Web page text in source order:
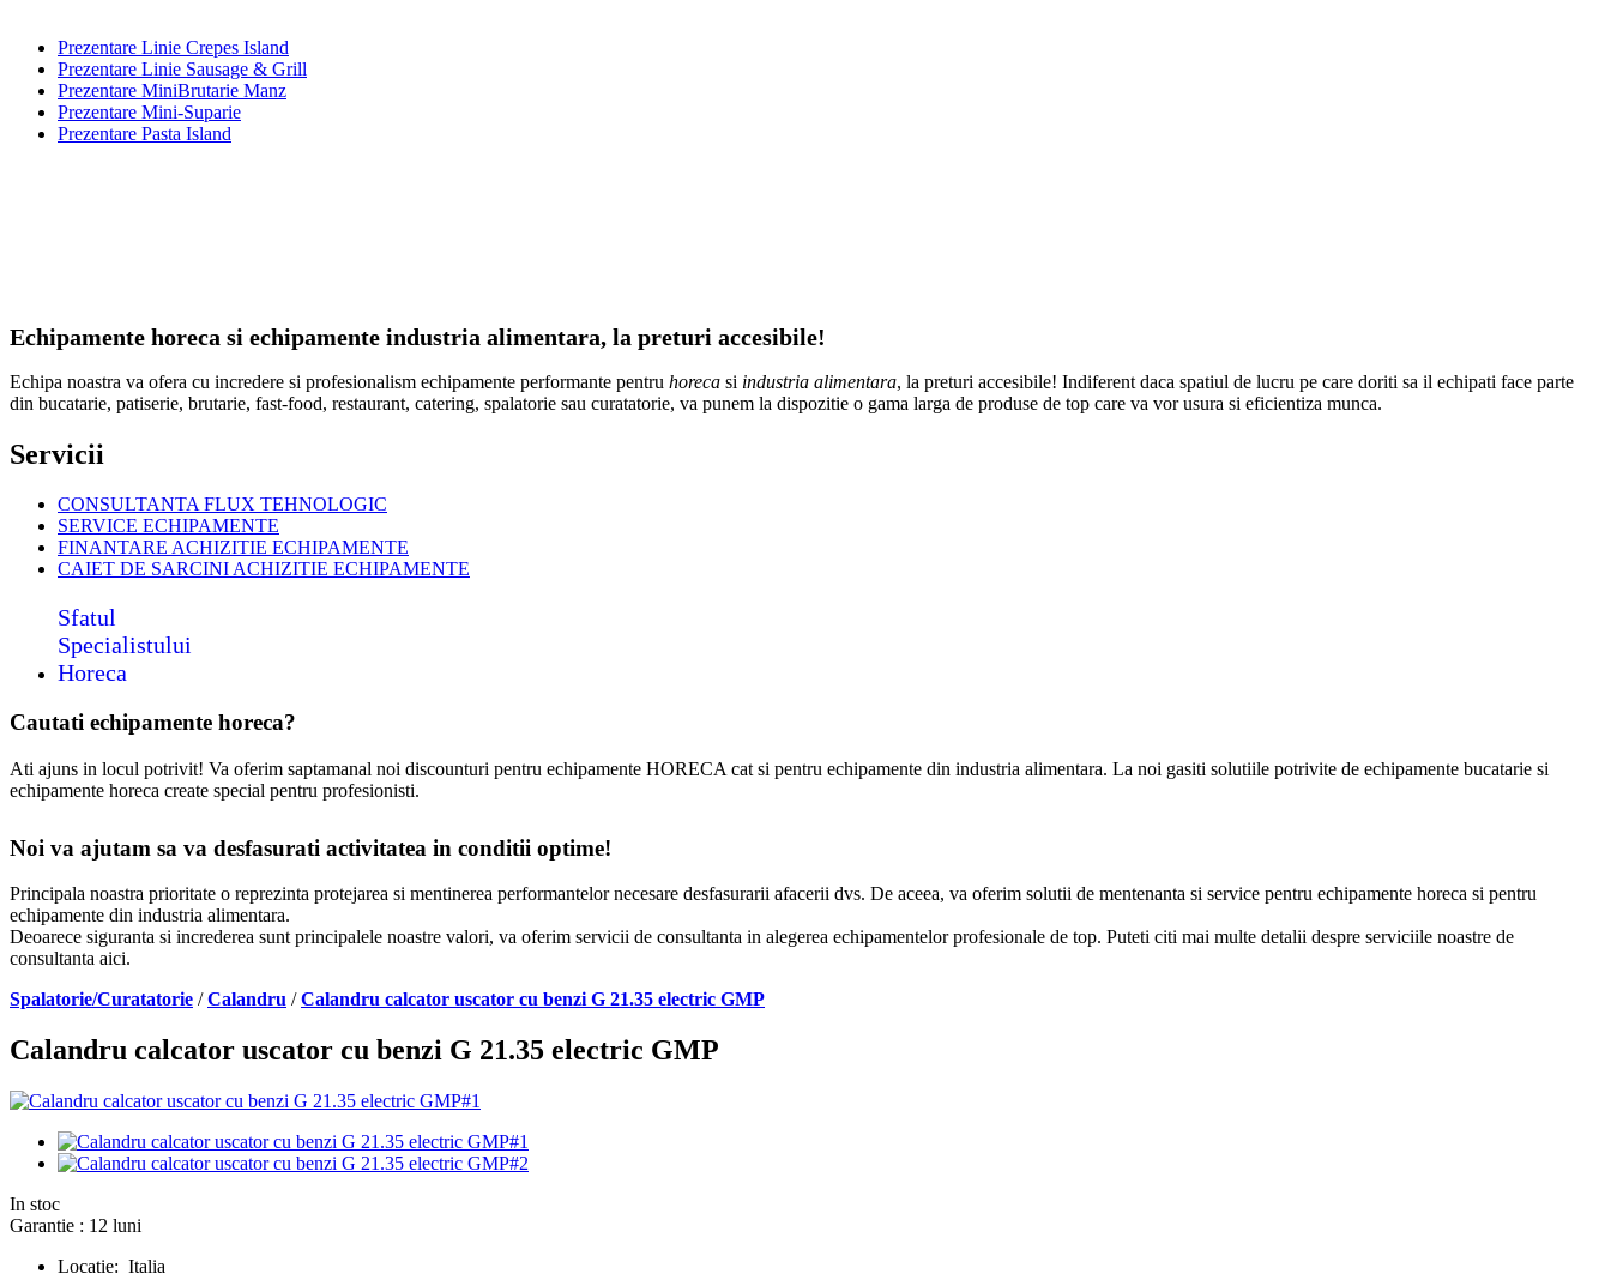
Prezentare Linie Crepes Island
Prezentare Linie Sausage & Grill
Prezentare MiniBrutarie Manz
Prezentare Mini-Suparie
Prezentare Pasta Island
Echipamente horeca si echipamente industria alimentara, la preturi accesibile!
Echipa noastra va ofera cu incredere si profesionalism echipamente performante pentru horeca si industria alimentara, la preturi accesibile! Indiferent daca spatiul de lucru pe care doriti sa il echipati face parte
din bucatarie, patiserie, brutarie, fast-food, restaurant, catering, spalatorie sau curatatorie, va punem la dispozitie o gama larga de produse de top care va vor usura si eficientiza munca.
Servicii
CONSULTANTA FLUX TEHNOLOGIC
SERVICE ECHIPAMENTE
FINANTARE ACHIZITIE ECHIPAMENTE
CAIET DE SARCINI ACHIZITIE ECHIPAMENTE
Sfatul
Specialistului
Horeca
Cautati echipamente horeca?
Ati ajuns in locul potrivit! Va oferim saptamanal noi discounturi pentru echipamente HORECA cat si pentru echipamente din industria alimentara. La noi gasiti solutiile potrivite de echipamente bucatarie si
echipamente horeca create special pentru profesionisti.
Noi va ajutam sa va desfasurati activitatea in conditii optime!
Principala noastra prioritate o reprezinta protejarea si mentinerea performantelor necesare desfasurarii afacerii dvs. De aceea, va oferim solutii de mentenanta si service pentru echipamente horeca si pentru
echipamente din industria alimentara.
Deoarece siguranta si increderea sunt principalele noastre valori, va oferim servicii de consultanta in alegerea echipamentelor profesionale de top. Puteti citi mai multe detalii despre serviciile noastre de
consultanta aici.
Spalatorie/Curatatorie /Calandru /Calandru calcator uscator cu benzi G 21.35 electric GMP
Calandru calcator uscator cu benzi G 21.35 electric GMP
In stoc
Garantie : 12 luni
Locatie: Italia